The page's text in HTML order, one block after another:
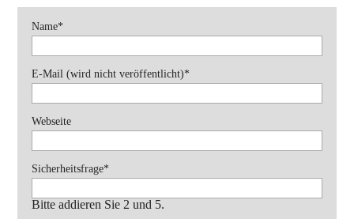
Veranstaltungen
Pflichtfeld
Name*
Pflichtfeld
E-Mail (wird nicht veröffentlicht)*
Webseite
Pflichtfeld
Sicherheitsfrage*
Bitte addieren Sie 2 und 5.